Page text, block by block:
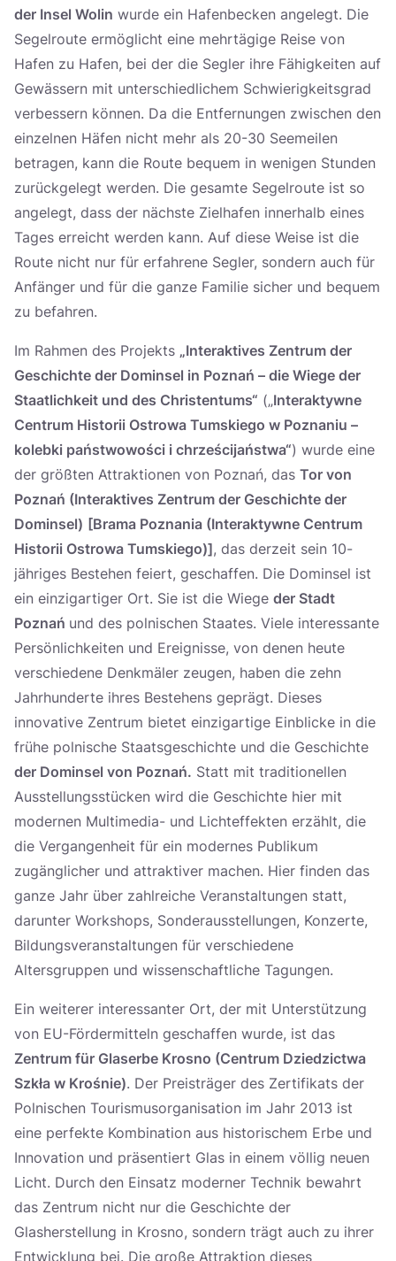
der Insel Wolin wurde ein Hafenbecken angelegt. Die
Segelroute ermöglicht eine mehrtägige Reise von
Hafen zu Hafen, bei der die Segler ihre Fähigkeiten auf
Gewässern mit unterschiedlichem Schwierigkeitsgrad
verbessern können. Da die Entfernungen zwischen den
einzelnen Häfen nicht mehr als 20-30 Seemeilen
betragen, kann die Route bequem in wenigen Stunden
zurückgelegt werden. Die gesamte Segelroute ist so
angelegt, dass der nächste Zielhafen innerhalb eines
Tages erreicht werden kann. Auf diese Weise ist die
Route nicht nur für erfahrene Segler, sondern auch für
Anfänger und für die ganze Familie sicher und bequem
zu befahren.
Im Rahmen des Projekts „Interaktives Zentrum der
Geschichte der Dominsel in Poznań – die Wiege der
Staatlichkeit und des Christentums“ („Interaktywne
Centrum Historii Ostrowa Tumskiego w Poznaniu –
kolebki państwowości i chrześcijaństwa“) wurde eine
der größten Attraktionen von Poznań, das Tor von
Poznań (Interaktives Zentrum der Geschichte der
Dominsel) [Brama Poznania (Interaktywne Centrum
Historii Ostrowa Tumskiego)], das derzeit sein 10-
jähriges Bestehen feiert, geschaffen. Die Dominsel ist
ein einzigartiger Ort. Sie ist die Wiege der Stadt
Poznań und des polnischen Staates. Viele interessante
Persönlichkeiten und Ereignisse, von denen heute
verschiedene Denkmäler zeugen, haben die zehn
Jahrhunderte ihres Bestehens geprägt. Dieses
innovative Zentrum bietet einzigartige Einblicke in die
frühe polnische Staatsgeschichte und die Geschichte
der Dominsel von Poznań. Statt mit traditionellen
Ausstellungsstücken wird die Geschichte hier mit
modernen Multimedia- und Lichteffekten erzählt, die
die Vergangenheit für ein modernes Publikum
zugänglicher und attraktiver machen. Hier finden das
ganze Jahr über zahlreiche Veranstaltungen statt,
darunter Workshops, Sonderausstellungen, Konzerte,
Bildungsveranstaltungen für verschiedene
Altersgruppen und wissenschaftliche Tagungen.
Ein weiterer interessanter Ort, der mit Unterstützung
von EU-Fördermitteln geschaffen wurde, ist das
Zentrum für Glaserbe Krosno (Centrum Dziedzictwa
Szkła w Krośnie). Der Preisträger des Zertifikats der
Polnischen Tourismusorganisation im Jahr 2013 ist
eine perfekte Kombination aus historischem Erbe und
Innovation und präsentiert Glas in einem völlig neuen
Licht. Durch den Einsatz moderner Technik bewahrt
das Zentrum nicht nur die Geschichte der
Glasherstellung in Krosno, sondern trägt auch zu ihrer
Entwicklung bei. Die große Attraktion dieses